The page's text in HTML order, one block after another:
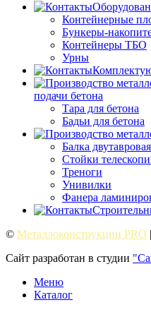
Контейнерные
Бункеры-
Контейнеры ТБО
Урны
подачи бетона
Тара для бетона
Бадьи для бетона
Балка двутавровая
Стойки
Треноги
Унивилки
Фанера
© Металлоконструкции PRO
Сайт разработан в студии
Меню
Каталог